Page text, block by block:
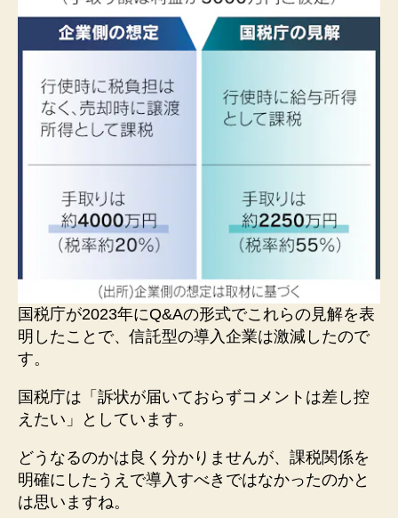
国税庁が2023年にQ&Aの形式でこれらの見解を表
明したことで、信託型の導入企業は激減したので
す。
国税庁は「訴状が届いておらずコメントは差し控
えたい」としています。
どうなるのかは良く分かりませんが、課税関係を
明確にしたうえで導入すべきではなかったのかと
は思いますね。